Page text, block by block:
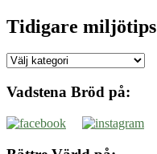
Tidigare miljötips
Tidigare
Vadstena Bröd på: